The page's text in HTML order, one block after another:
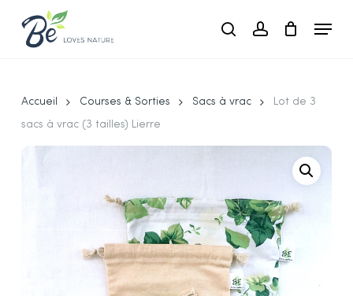
searchaccount
Menu
Accueil Courses & Sorties Sacs à vrac
Lot de 3
sacs à vrac (3 tailles) Lierre